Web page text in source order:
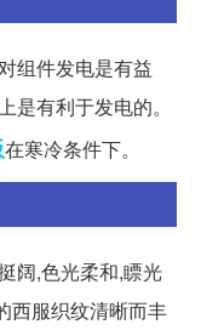
组件发电是有益
是有利于发电的。
在寒冷条件下。
阔,色光柔和,瞟光
西服织纹清晰而丰